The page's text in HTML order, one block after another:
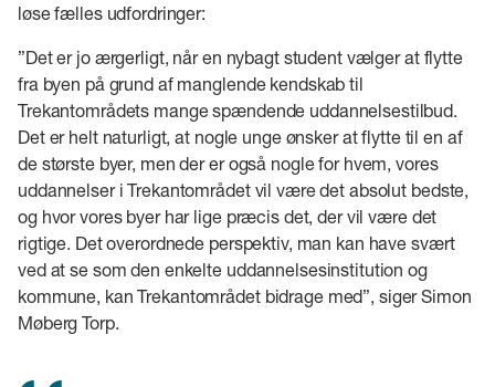
løse fælles udfordringer:
”Det er jo ærgerligt, når en nybagt student vælger at flytte
fra byen på grund af manglende kendskab til
Trekantområdets mange spændende uddannelsestilbud.
Det er helt naturligt, at nogle unge ønsker at flytte til en af
de største byer, men der er også nogle for hvem, vores
uddannelser i Trekantområdet vil være det absolut bedste,
og hvor vores byer har lige præcis det, der vil være det
rigtige. Det overordnede perspektiv, man kan have svært
ved at se som den enkelte uddannelsesinstitution og
kommune, kan Trekantområdet bidrage med”, siger Simon
Møberg Torp.